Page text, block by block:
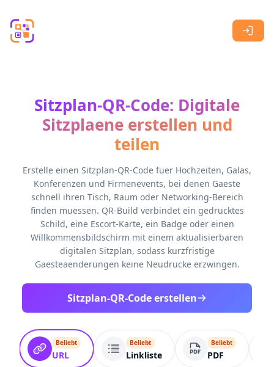
Sitzplan-QR-Code: Digitale
Sitzplaene erstellen und
teilen
Erstelle einen Sitzplan-QR-Code fuer Hochzeiten, Galas,
Konferenzen und Firmenevents, bei denen Gaeste
schnell ihren Tisch, Raum oder Networking-Bereich
finden muessen. QR-Build verbindet ein gedrucktes
Schild, eine Escort-Karte, ein Badge oder einen
Willkommensbildschirm mit einem aktualisierbaren
digitalen Sitzplan, sodass kurzfristige
Gaesteaenderungen keine Neudrucke erzwingen.
Sitzplan-QR-Code erstellen
Beliebt
URL
Beliebt
Linkliste
Beliebt
PDF